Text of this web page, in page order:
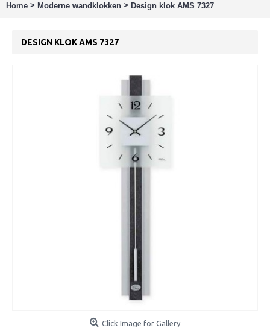
Home > Moderne wandklokken > Design klok AMS 7327
DESIGN KLOK AMS 7327
Click Image for Gallery